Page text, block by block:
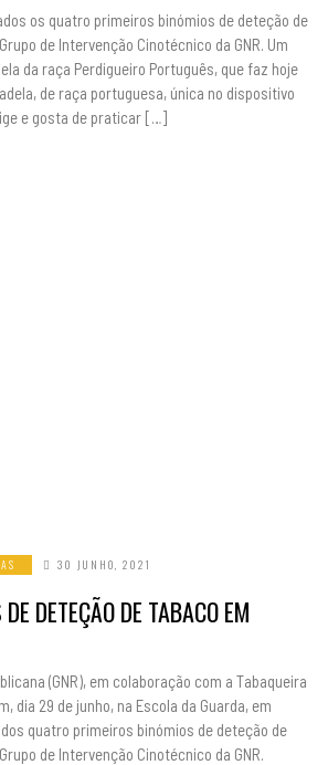
os quatro primeiros binómios de deteção de
de Intervenção Cinotécnico da GNR. Um
da raça Perdigueiro Português, que faz hoje
de raça portuguesa, única no dispositivo
e gosta de praticar […]
30 JUNHO, 2021
DETEÇÃO DE TABACO EM
(GNR), em colaboração com a Tabaqueira
dia 29 de junho, na Escola da Guarda, em
quatro primeiros binómios de deteção de
de Intervenção Cinotécnico da GNR.